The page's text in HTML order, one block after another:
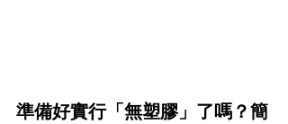
準備好實行「無塑膠」了嗎？簡